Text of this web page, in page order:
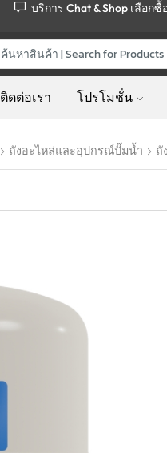
บริการ Chat & Shop เลือกซื้
ติดต่อเรา โปรโมชั่น
ถังอะไหล่และอุปกรณ์ปั๊มน้ำ ถั